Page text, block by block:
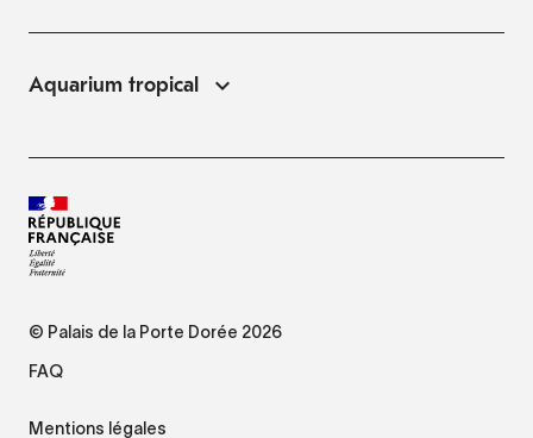
Aquarium tropical
© Palais de la Porte Dorée 2026
FAQ
Mentions légales